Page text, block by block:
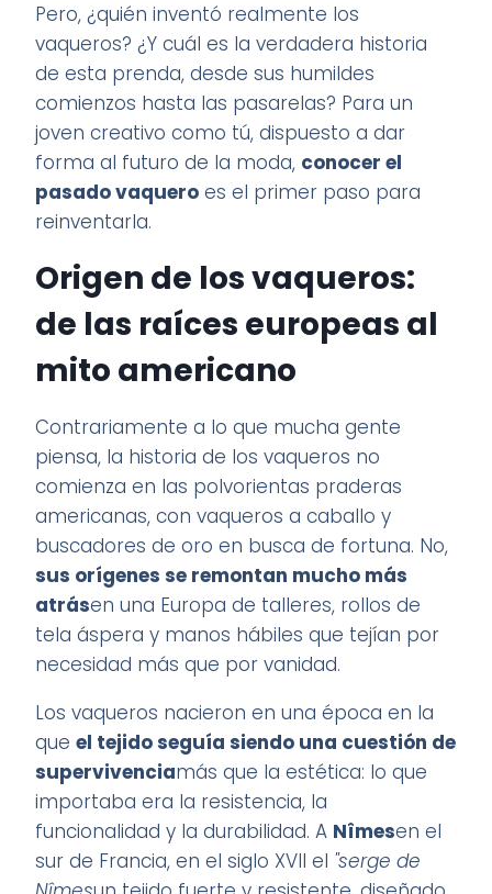
Pero, ¿quién inventó realmente los
vaqueros? ¿Y cuál es la verdadera historia
de esta prenda, desde sus humildes
comienzos hasta las pasarelas? Para un
joven creativo como tú, dispuesto a dar
forma al futuro de la moda, conocer el
pasado vaquero es el primer paso para
reinventarla.
Origen de los vaqueros:
de las raíces europeas al
mito americano
Contrariamente a lo que mucha gente
piensa, la historia de los vaqueros no
comienza en las polvorientas praderas
americanas, con vaqueros a caballo y
buscadores de oro en busca de fortuna. No,
sus orígenes se remontan mucho más
atrásen una Europa de talleres, rollos de
tela áspera y manos hábiles que tejían por
necesidad más que por vanidad.
Los vaqueros nacieron en una época en la
queel tejido seguía siendo una cuestión de
supervivenciamás que la estética: lo que
importaba era la resistencia, la
funcionalidad y la durabilidad. A Nîmesen el
sur de Francia, en el siglo XVII el "serge de